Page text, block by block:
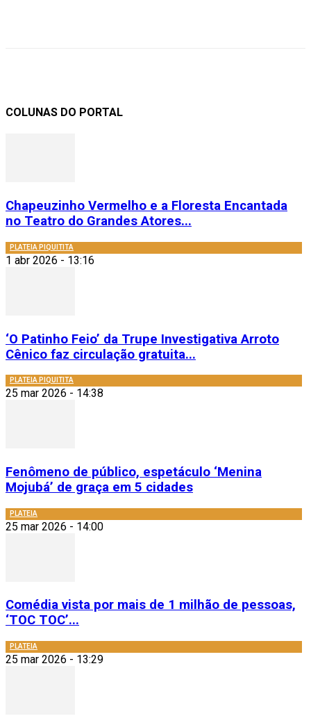
COLUNAS DO PORTAL
Chapeuzinho Vermelho e a Floresta Encantada
no Teatro do Grandes Atores...
PLATEIA PIQUITITA
1 abr 2026 - 13:16
‘O Patinho Feio’ da Trupe Investigativa Arroto
Cênico faz circulação gratuita...
PLATEIA PIQUITITA
25 mar 2026 - 14:38
Fenômeno de público, espetáculo ‘Menina
Mojubá’ de graça em 5 cidades
PLATEIA
25 mar 2026 - 14:00
Comédia vista por mais de 1 milhão de pessoas,
‘TOC TOC’...
PLATEIA
25 mar 2026 - 13:29